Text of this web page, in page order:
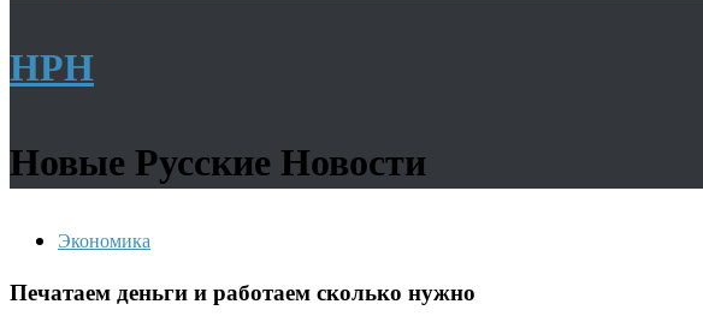
НРН
Новые Русские Новости
Экономика
Печатаем деньги и работаем сколько нужно